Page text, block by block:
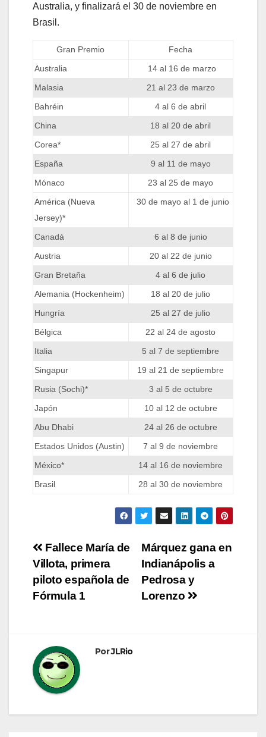
Australia, y finalizará el 30 de noviembre en
Brasil.
Gran Premio
Fecha
Australia
14 al 16 de marzo
Malasia
21 al 23 de marzo
Bahréin
4 al 6 de abril
China
18 al 20 de abril
Corea*
25 al 27 de abril
España
9 al 11 de mayo
Mónaco
23 al 25 de mayo
América (Nueva
Jersey)*
30 de mayo al 1 de junio
Canadá
6 al 8 de junio
Austria
20 al 22 de junio
Gran Bretaña
4 al 6 de julio
Alemania (Hockenheim)
18 al 20 de julio
Hungría
25 al 27 de julio
Bélgica
22 al 24 de agosto
Italia
5 al 7 de septiembre
Singapur
19 al 21 de septiembre
Rusia (Sochi)*
3 al 5 de octubre
Japón
10 al 12 de octubre
Abu Dhabi
24 al 26 de octubre
Estados Unidos (Austin)
7 al 9 de noviembre
México*
14 al 16 de noviembre
Brasil
28 al 30 de noviembre
Navegación
de
entradas
Márquez gana en
Indianápolis a
Pedrosa y
Lorenzo
Fallece María de
Villota, primera
piloto española de
Fórmula 1
PorJLRio